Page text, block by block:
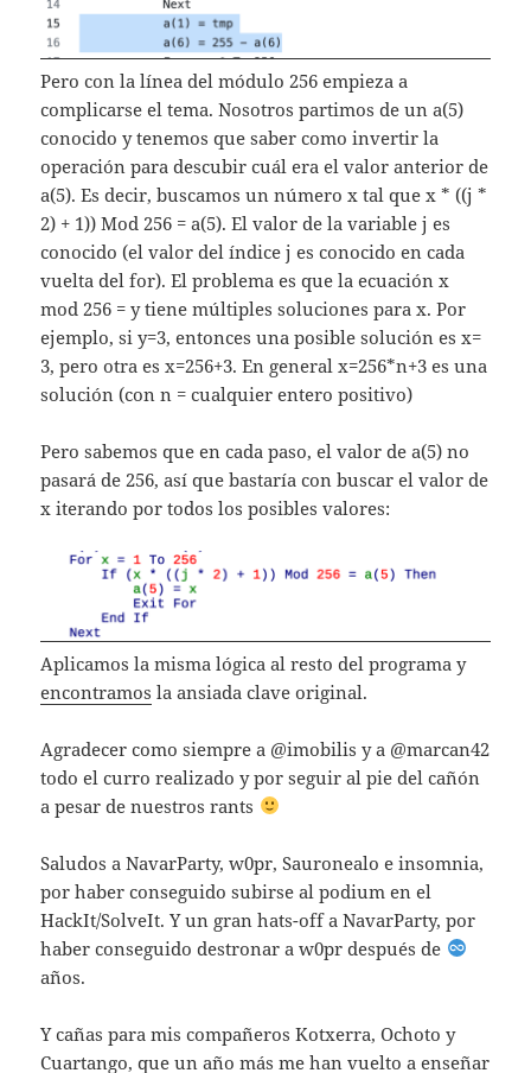
Pero con la línea del módulo 256 empieza a
complicarse el tema. Nosotros partimos de un a(5)
conocido y tenemos que saber como invertir la
operación para descubir cuál era el valor anterior de
a(5). Es decir, buscamos un número x tal que x * ((j *
2) + 1)) Mod 256 = a(5). El valor de la variable j es
conocido (el valor del índice j es conocido en cada
vuelta del for). El problema es que la ecuación x
mod 256 = y tiene múltiples soluciones para x. Por
ejemplo, si y=3, entonces una posible solución es x=
3, pero otra es x=256+3. En general x=256*n+3 es una
solución (con n = cualquier entero positivo)
Pero sabemos que en cada paso, el valor de a(5) no
pasará de 256, así que bastaría con buscar el valor de
x iterando por todos los posibles valores:
Aplicamos la misma lógica al resto del programa y
encontramos la ansiada clave original.
Agradecer como siempre a @imobilis y a @marcan42
todo el curro realizado y por seguir al pie del cañón
a pesar de nuestros rants
Saludos a NavarParty, w0pr, Sauronealo e insomnia,
por haber conseguido subirse al podium en el
HackIt/SolveIt. Y un gran hats-off a NavarParty, por
haber conseguido destronar a w0pr después de
años.
Y cañas para mis compañeros Kotxerra, Ochoto y
Cuartango, que un año más me han vuelto a enseñar